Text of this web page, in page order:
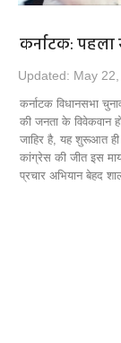
कर्नाटक:
Updated: May
कर्नाटक विधानसभा
की जनता के विवेकवान
जाहिर है, यह शुरूआत ही
कांग्रेस की जीत इस
प्रचार अभियान बेहद